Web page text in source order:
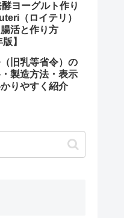
ヨーグルト作り
（ロイテリ）
活と作り方
】
旧乳等省令）の
製造方法・表示
りやすく紹介